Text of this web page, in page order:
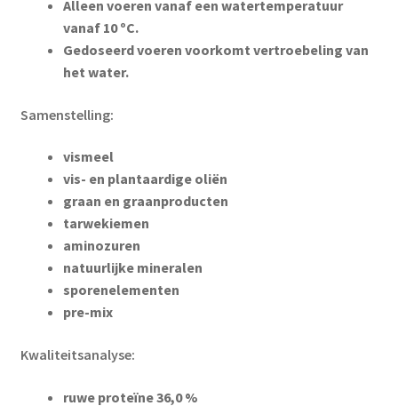
Alleen voeren vanaf een watertemperatuur
vanaf 10 ºC.
Gedoseerd voeren voorkomt vertroebeling van
het water.
Samenstelling:
vismeel
vis- en plantaardige oliën
graan en graanproducten
tarwekiemen
aminozuren
natuurlijke mineralen
sporenelementen
pre-mix
Kwaliteitsanalyse:
ruwe proteïne 36,0 %